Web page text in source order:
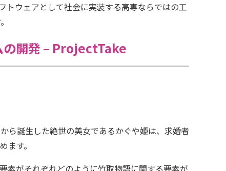
トウェアとして社会に実装する高専ならではの工
の開発 – ProjectTake
ら誕生した絶世の美女であるかぐや姫は、求婚者
ます。
素がそれぞれどのように竹取物語に関する要素が